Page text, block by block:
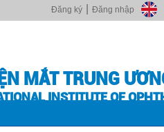
Đăng nhập
Đăng ký
MẮT TRUNG
INSTITUTE OF